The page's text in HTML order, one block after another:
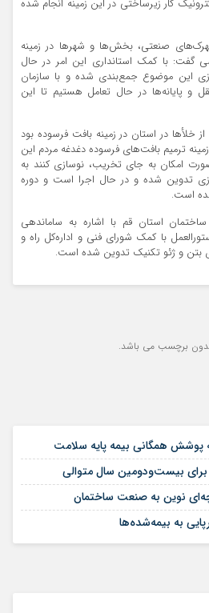
الکترونیک کار زیرساختی در این زمینه انجام شده
صنعتی، بخش‌ها و شهرها در زمینه
گفت: با کمک استانداری این امر در حال
این موضوع جمع‌بندی شده و با سازمان
پایانه‌ها در حال تعامل هستیم تا این
خلأها در استان در زمینه بافت فرسوده بود
ترمیم بافت‌های فرسوده دغدغه مردم این
امکان به جای تخریب، نوسازی کنند به
تدوین شده و در حال اجرا است و دوره
است.
استان قم با اشاره به ساماندهی
با کمک شورای فنی و اداره‌کل راه و
بتن و ژئو تکنیک تدوین شده است.
برچسب می باشد.
پوشش همگانی بیمه پایه سلامت
برای بیست‌ودومین سال متوالی
نوین به صنعت ساختمان